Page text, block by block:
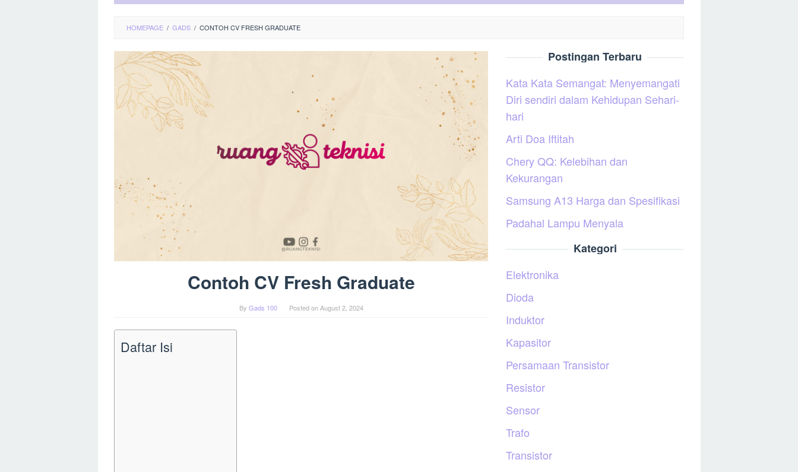
HOMEPAGE / GADS / CONTOH CV FRESH GRADUATE
Contoh CV Fresh Graduate
By Gads 100 Posted onAugust 2, 2024
Daftar Isi
Postingan Terbaru
Kata Kata Semangat: Menyemangati
Diri sendiri dalam Kehidupan Sehari-
hari
Arti Doa Iftitah
Chery QQ: Kelebihan dan
Kekurangan
Samsung A13 Harga dan Spesifikasi
Padahal Lampu Menyala
Kategori
Elektronika
Dioda
Induktor
Kapasitor
Persamaan Transistor
Resistor
Sensor
Trafo
Transistor